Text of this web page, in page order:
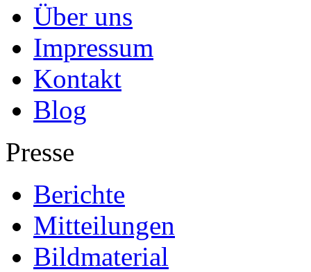
Über uns
Impressum
Kontakt
Blog
Presse
Berichte
Mitteilungen
Bildmaterial